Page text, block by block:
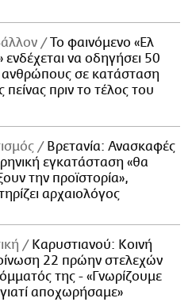
Το φαινόμενο «Ελ
ενδέχεται να οδηγήσει 50
ανθρώπους σε κατάσταση
πείνας πριν το τέλος του
Βρετανία: Ανασκαφές
εγκατάσταση «θα
την προϊστορία»,
αρχαιολόγος
Καρυστιανού: Κοινή
22 πρώην στελεχών
της - «Γνωρίζουμε
αποχωρήσαμε»